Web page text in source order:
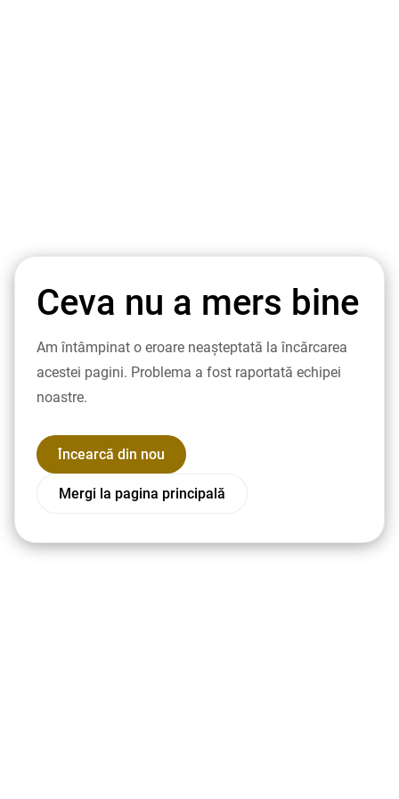
Ceva nu a mers bine
Am întâmpinat o eroare neașteptată la încărcarea
acestei pagini. Problema a fost raportată echipei
noastre.
Încearcă din nou
Mergi la pagina principală